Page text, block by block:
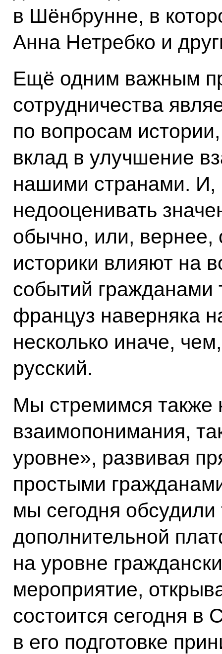
в Шёнбрунне, в
Анна Нетребко и
Ещё одним важным
сотрудничества
по вопросам
вклад в улучшение
нашими странами. И,
недооценивать
обычно, или, вернее,
историки влияют на
событий гражданами
француз наверняка
несколько иначе,
русский.
Мы стремимся также
взаимопонимания,
уровне», развивая
простыми
мы сегодня обсудили
дополнительной
на уровне
мероприятие,
состоится сегодня
в его подготовке